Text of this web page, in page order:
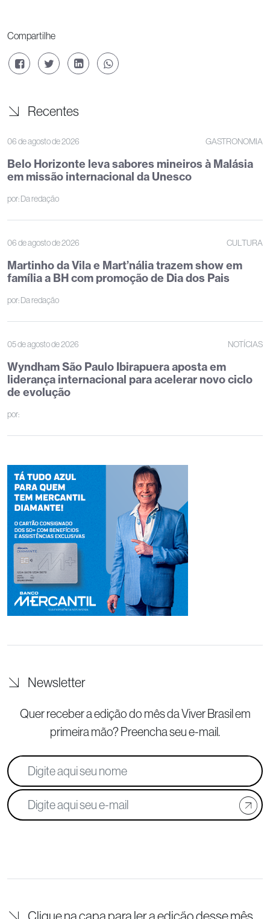
Compartilhe
Recentes
06 de agosto de 2026 GASTRONOMIA
Belo Horizonte leva sabores mineiros à Malásia
em missão internacional da Unesco
por:Da redação
06 de agosto de 2026 CULTURA
Martinho da Vila e Mart’nália trazem show em
família a BH com promoção de Dia dos Pais
por:Da redação
05 de agosto de 2026 NOTÍCIAS
Wyndham São Paulo Ibirapuera aposta em
liderança internacional para acelerar novo ciclo
de evolução
por:
Newsletter
Quer receber a edição do mês da Viver Brasilem
primeira mão? Preencha seu e-mail.